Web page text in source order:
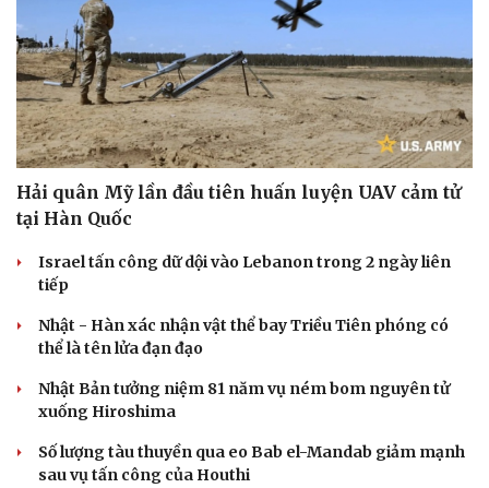
Hải quân Mỹ lần đầu tiên huấn luyện UAV cảm tử
tại Hàn Quốc
Israel tấn công dữ dội vào Lebanon trong 2 ngày liên
tiếp
Nhật - Hàn xác nhận vật thể bay Triều Tiên phóng có
thể là tên lửa đạn đạo
Nhật Bản tưởng niệm 81 năm vụ ném bom nguyên tử
xuống Hiroshima
Số lượng tàu thuyền qua eo Bab el-Mandab giảm mạnh
sau vụ tấn công của Houthi